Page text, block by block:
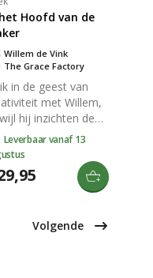
Hoofd van de
The Grace Factory
Willem de Vink
in de geest van
met Willem,
hij inzichten deelt
ideeën, inspiratie,
en succes. Ontdek
rol van kunst in de
en dagelijks leven,
Een
Leverbaar vanaf 13
Volgende